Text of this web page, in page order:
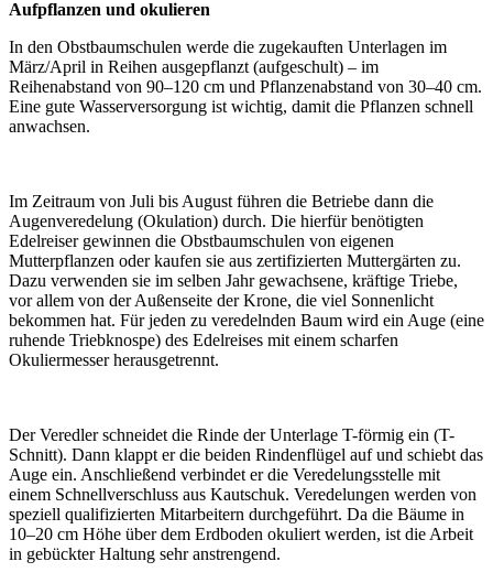
Aufpflanzen und okulieren
In den Obstbaumschulen werde die zugekauften Unterlagen im
März/April in Reihen ausgepflanzt (aufgeschult) – im
Reihenabstand von 90–120 cm und Pflanzenabstand von 30–40 cm.
Eine gute Wasserversorgung ist wichtig, damit die Pflanzen schnell
anwachsen.
Im Zeitraum von Juli bis August führen die Betriebe dann die
Augenveredelung (Okulation) durch. Die hierfür benötigten
Edelreiser gewinnen die Obstbaumschulen von eigenen
Mutterpflanzen oder kaufen sie aus zertifizierten Muttergärten zu.
Dazu verwenden sie im selben Jahr gewachsene, kräftige Triebe,
vor allem von der Außenseite der Krone, die viel Sonnenlicht
bekommen hat. Für jeden zu veredelnden Baum wird ein Auge (eine
ruhende Triebknospe) des Edelreises mit einem scharfen
Okuliermesser herausgetrennt.
Der Veredler schneidet die Rinde der Unterlage T-förmig ein (T-
Schnitt). Dann klappt er die beiden Rindenflügel auf und schiebt das
Auge ein. Anschließend verbindet er die Veredelungsstelle mit
einem Schnellverschluss aus Kautschuk. Veredelungen werden von
speziell qualifizierten Mitarbeitern durchgeführt. Da die Bäume in
10–20 cm Höhe über dem Erdboden okuliert werden, ist die Arbeit
in gebückter Haltung sehr anstrengend.